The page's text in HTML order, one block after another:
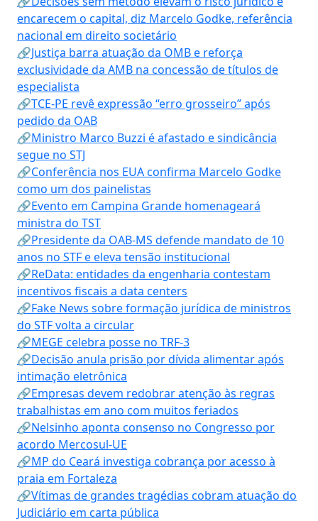
encarecem o capital, diz Marcelo Godke, referência
nacional em direito societário
🔗Justiça barra atuação da OMB e reforça
exclusividade da AMB na concessão de títulos de
especialista
🔗TCE-PE revê expressão “erro grosseiro” após
pedido da OAB
🔗Ministro Marco Buzzi é afastado e sindicância
segue no STJ
🔗Conferência nos EUA confirma Marcelo Godke
como um dos painelistas
🔗Evento em Campina Grande homenageará
ministra do TST
🔗Presidente da OAB-MS defende mandato de 10
anos no STF e eleva tensão institucional
🔗ReData: entidades da engenharia contestam
incentivos fiscais a data centers
🔗Fake News sobre formação jurídica de ministros
do STF volta a circular
🔗MEGE celebra posse no TRF-3
🔗Decisão anula prisão por dívida alimentar após
intimação eletrônica
🔗Empresas devem redobrar atenção às regras
trabalhistas em ano com muitos feriados
🔗Nelsinho aponta consenso no Congresso por
acordo Mercosul-UE
🔗MP do Ceará investiga cobrança por acesso à
praia em Fortaleza
🔗Vítimas de grandes tragédias cobram atuação do
Judiciário em carta pública